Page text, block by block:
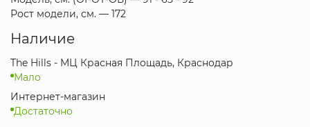
Рост модели, см. — 172
Наличие
The Hills - МЦ Красная Площадь, Краснодар
Мало
Интернет-магазин
Достаточно